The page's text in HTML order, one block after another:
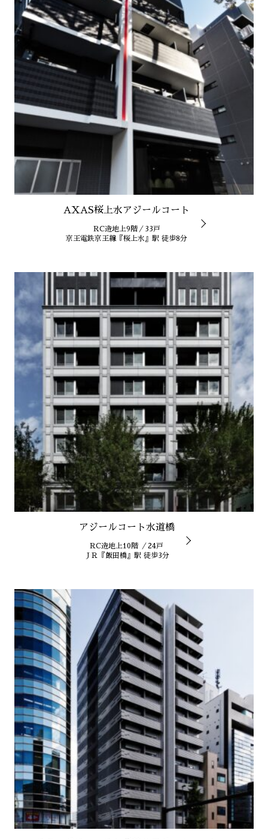
AXAS桜上水アジールコート
RC造地上9階／33戸
京王電鉄京王線『桜上水』駅 徒歩8分
アジールコート水道橋
RC造地上10階 ／24戸
ＪＲ『飯田橋』駅 徒歩3分